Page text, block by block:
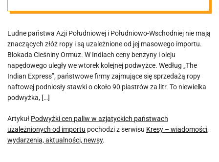
uzależnionych
od importu
Ludne państwa Azji Południowej i Południowo-Wschodniej nie mają
znaczących złóż ropy i są uzależnione od jej masowego importu.
Blokada Cieśniny Ormuz. W Indiach ceny benzyny i oleju
napędowego uległy we wtorek kolejnej podwyżce. Według „The
Indian Express”, państwowe firmy zajmujące się sprzedażą ropy
naftowej podniosły stawki o około 90 piastrów za litr. To niewielka
podwyżka, […]
Artykuł Podwyżki cen paliw w azjatyckich państwach
uzależnionych od importu pochodzi z serwisu Kresy – wiadomości,
wydarzenia, aktualności, newsy.